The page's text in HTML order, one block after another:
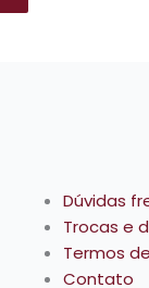
Dúvidas
Trocas e
Termos
Contato